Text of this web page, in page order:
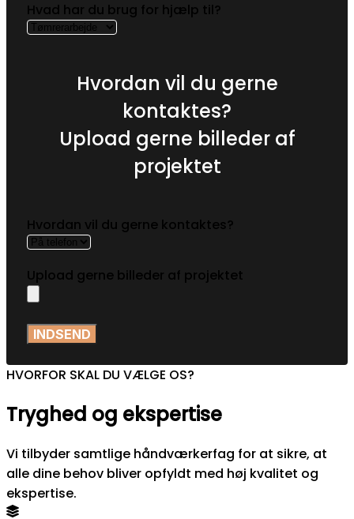
Hvad har du brug for hjælp til?
Hvordan vil du gerne
kontaktes?
Upload gerne billeder af
projektet
Hvordan vil du gerne kontaktes?
Upload gerne billeder af projektet
INDSEND
HVORFOR SKAL DU VÆLGE OS?
Tryghed og ekspertise
Vi tilbyder samtlige håndværkerfag for at sikre, at
alle dine behov bliver opfyldt med høj kvalitet og
ekspertise.